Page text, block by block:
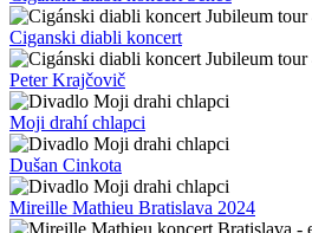
Ciganski diabli koncert
Peter Krajčovič
Moji drahí chlapci
Dušan Cinkota
Mireille Mathieu Bratislava 2024